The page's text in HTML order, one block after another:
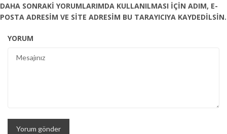
DAHA SONRAKI YORUMLARIMDA KULLANILMASI IÇIN ADIM, E-
POSTA ADRESIM VE SITE ADRESIM BU TARAYICIYA KAYDEDILSIN.
YORUM